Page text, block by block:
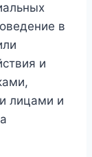
в
и
лицами и